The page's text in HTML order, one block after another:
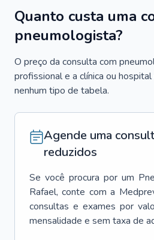
Quanto custa uma
pneumologista?
O preço da consulta com
profissional e a clínica ou
nenhum tipo de tabela.
Agende uma
reduzidos
Se você procura por um
Rafael, conte com a
consultas e exames por
mensalidade e sem taxa de